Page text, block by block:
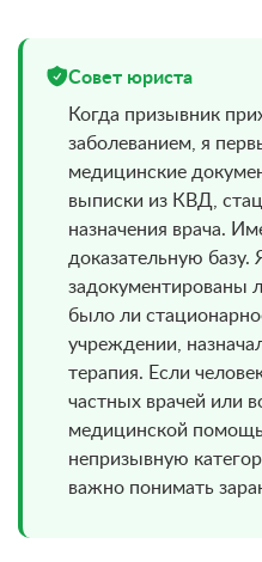
Совет юриста
Когда призывник
заболеванием, я
медицинские
выписки из КВД,
назначения врача.
доказательную базу.
задокументированы
было ли
учреждении,
терапия. Если
частных врачей или
медицинской
непризывную
важно понимать